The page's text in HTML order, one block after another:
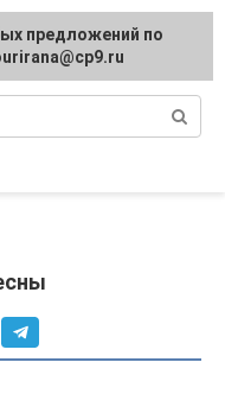
предложений по